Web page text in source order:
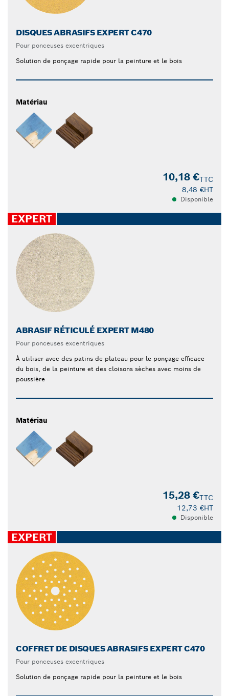
DISQUES ABRASIFS EXPERT C470
Pour ponceuses excentriques
Solution de ponçage rapide pour la peinture et le bois
Matériau
10,18 €TTC
8,48 €HT
Disponible
EXPERT
ABRASIF RÉTICULÉ EXPERT M480
Pour ponceuses excentriques
À utiliser avec des patins de plateau pour le ponçage efficace
du bois, de la peinture et des cloisons sèches avec moins de
poussière
Matériau
15,28 €TTC
12,73 €HT
Disponible
EXPERT
COFFRET DE DISQUES ABRASIFS EXPERT C470
Pour ponceuses excentriques
Solution de ponçage rapide pour la peinture et le bois